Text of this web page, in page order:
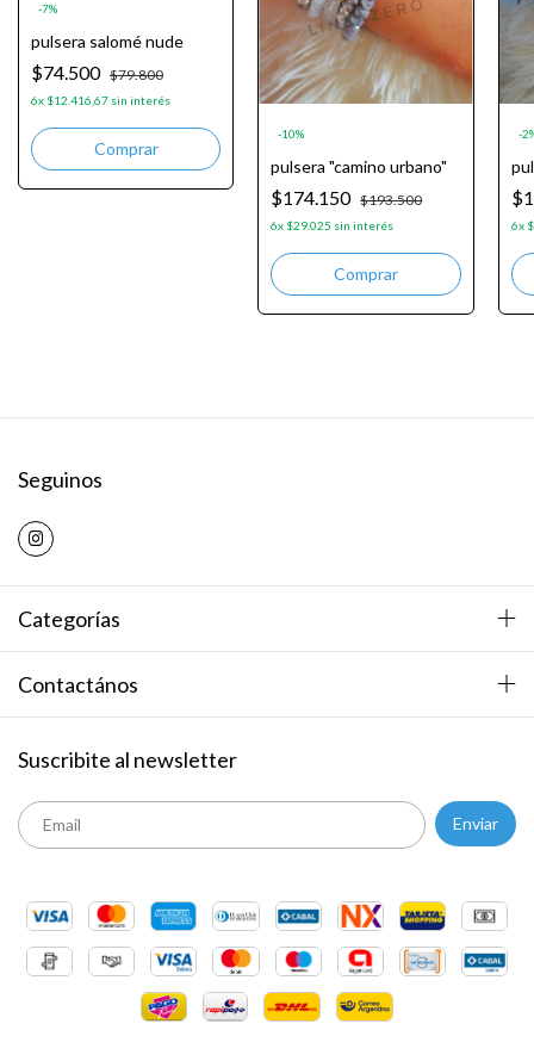
-7%
pulsera salomé nude
$74.500 $79.800
6x $12.416,67sin interés
-10%
pulsera "camino urbano"
$174.150 $193.500
6x $29.025 sin interés
-2
6x
Seguinos
Categorías
Contactános
Suscribite al newsletter